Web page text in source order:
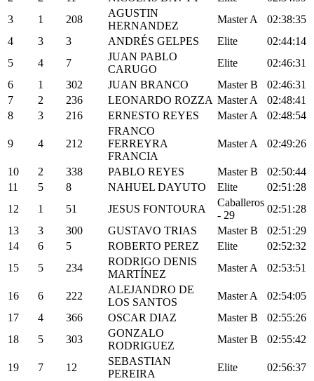
3
1 208
AGUSTIN
HERNANDEZ
Master A
02:38:35
4
3 3 ANDRÉS GELPES Elite
02:44:14
5
4 7
JUAN PABLO
CARUGO
Elite
02:46:31
6
1 302 JUAN BRANCO Master B
02:46:31
7
2 236 LEONARDO ROZZA Master A
02:48:41
8
3 216 ERNESTO REYES Master A 02:48:54
9 4 212
FRANCO
FERREYRA
FRANCIA
Master A 02:49:26
10 2 338 PABLO REYES Master B
02:50:44
11
5 8 NAHUEL DAYUTO Elite
02:51:28
12
1 51 JESUS FONTOURA
Caballeros
- 29
02:51:28
13
3 300 GUSTAVO TRIAS Master B
02:51:29
14
6 5 ROBERTO PEREZ Elite
02:52:32
15
5 234
RODRIGO DENIS
MARTÍNEZ
Master A 02:53:51
16 6 222
ALEJANDRO DE
LOS SANTOS
Master A
02:54:05
17
4 366 OSCAR DIAZ Master B
02:55:26
18
5 303
GONZALO
RODRIGUEZ
Master B 02:55:42
19 7 12
SEBASTIAN
PEREIRA
Elite 02:56:37